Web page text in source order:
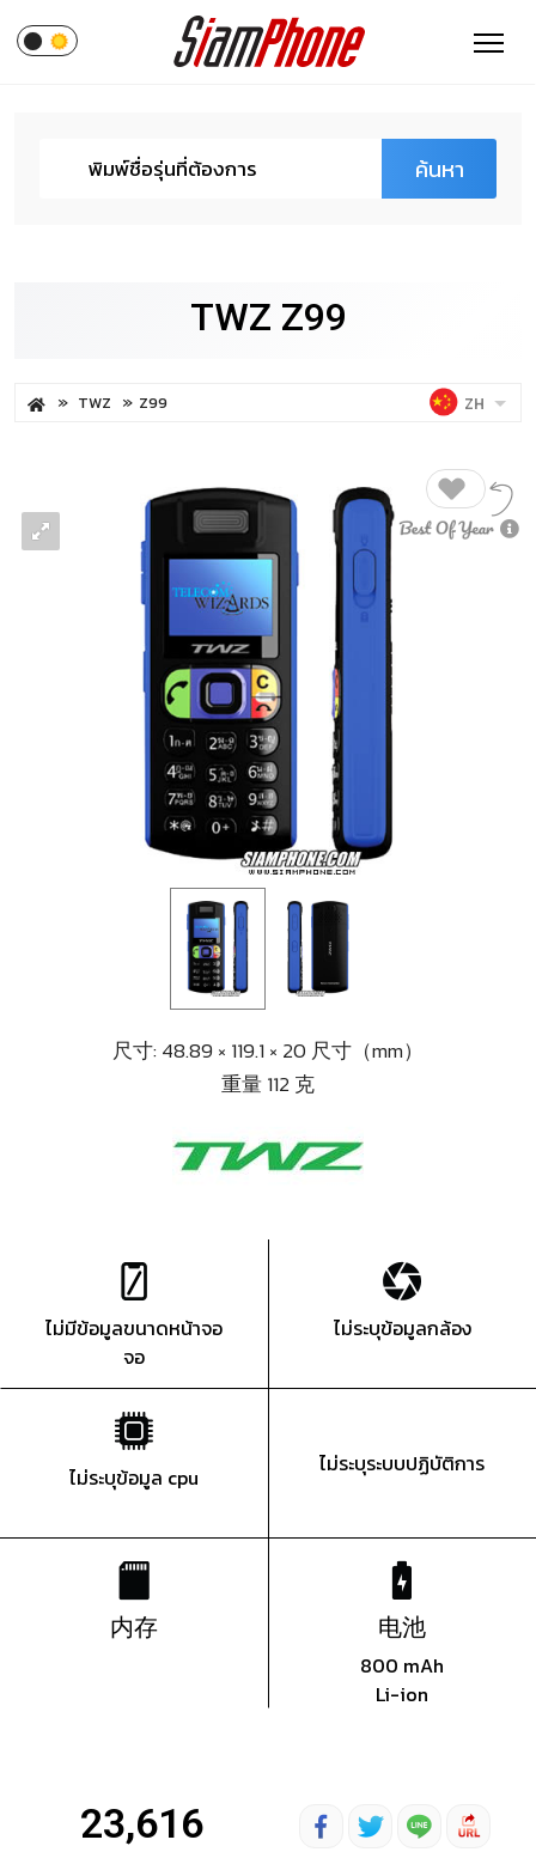
ค้นหา
TWZ Z99
TWZ Z99 ZH
尺寸: 48.89 × 119.1 × 20 尺寸（mm）
重量 112 克
ไม่มีข้อมูลขนาดหน้าจอ
จอ
ไม่ระบุข้อมูลกล้อง
ไม่ระบุข้อมูล cpu ไม่ระบุระบบปฏิบัติการ
内存 电池
800 mAh
Li-ion
23,616